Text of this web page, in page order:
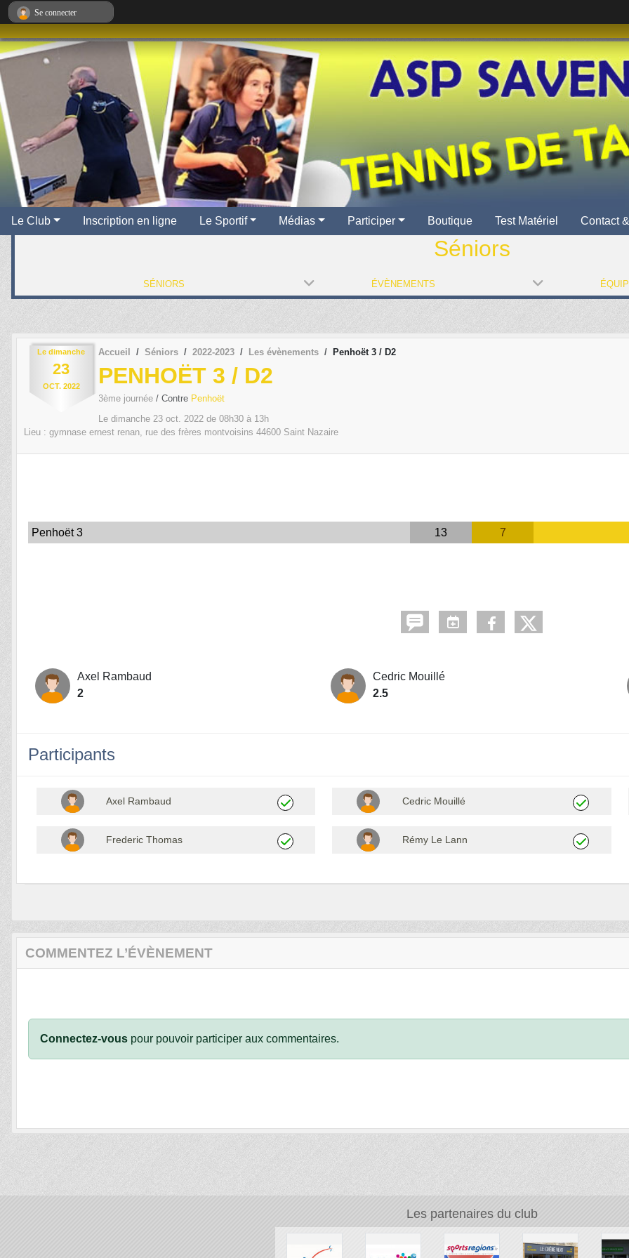
Le Club Inscription en ligne Le Sportif Médias Participer Boutique Test Matériel Contact
Séniors
SÉNIORS ÉVÈNEMENTS
Le dimanche
23
OCT. 2022
Accueil Séniors 2022-2023 Les évènements Penhoët 3 / D2
PENHOËT 3 / D2
3ème journée / Contre Penhoët
Le dimanche 23 oct. 2022 de 08h30 à 13h
Lieu : gymnase ernest renan, rue des frères montvoisins 44600 Saint Nazaire
Penhoët 3 13 7
Axel Rambaud
2
Cedric Mouillé
2.5
Participants
Axel Rambaud Cedric Mouillé
Frederic Thomas Rémy Le Lann
COMMENTEZ L’ÉVÈNEMENT
Connectez-vous pour pouvoir participer aux commentaires.
Les partenaires du club
Se connecter
Panneau de gestion des cookies